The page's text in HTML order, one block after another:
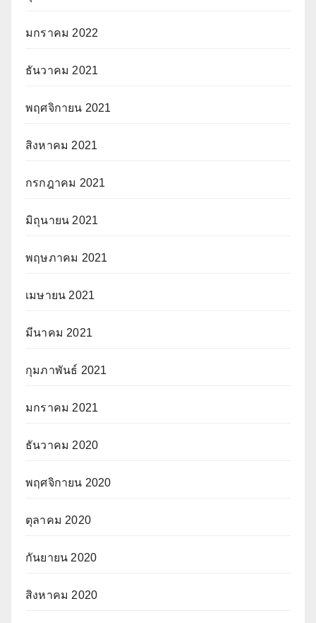
มกราคม 2022
ธันวาคม 2021
พฤศจิกายน 2021
สิงหาคม 2021
กรกฎาคม 2021
มิถุนายน 2021
พฤษภาคม 2021
เมษายน 2021
มีนาคม 2021
กุมภาพันธ์ 2021
มกราคม 2021
ธันวาคม 2020
พฤศจิกายน 2020
ตุลาคม 2020
กันยายน 2020
สิงหาคม 2020